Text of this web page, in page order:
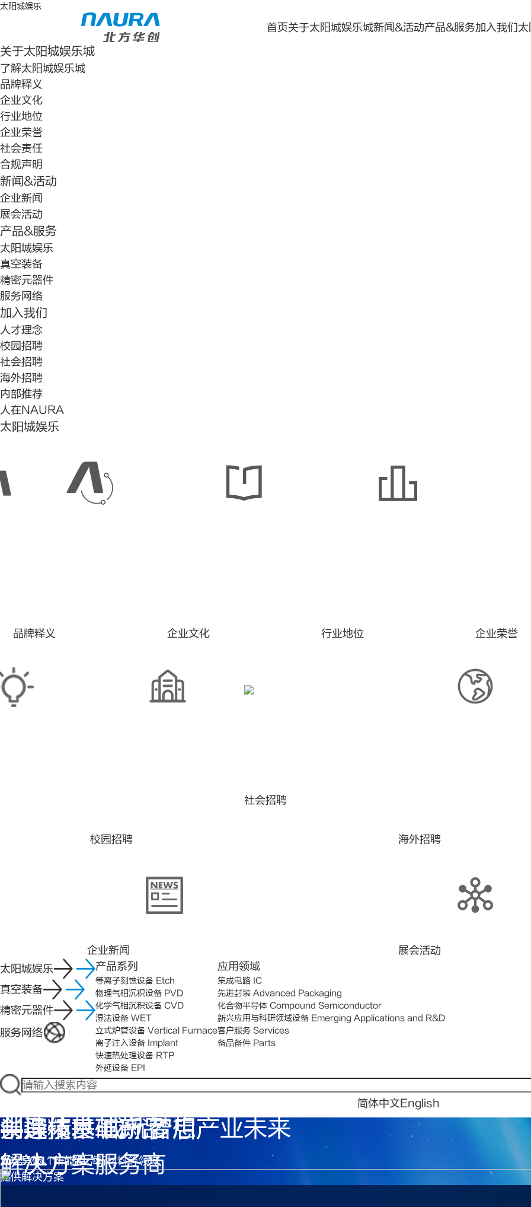
太阳城娱乐
首页关于太阳城娱乐城新闻&活动产品&服务加入我们太
关于太阳城娱乐城
了解太阳城娱乐城
品牌释义
企业文化
行业地位
企业荣誉
社会责任
合规声明
新闻&活动
企业新闻
展会活动
产品&服务
太阳城娱乐
真空装备
精密元器件
服务网络
加入我们
人才理念
校园招聘
社会招聘
海外招聘
内部推荐
人在NAURA
太阳城娱乐
品牌释义 企业文化 行业地位 企业荣誉
校园招聘
社会招聘
海外招聘
企业新闻
展会活动
太阳城娱乐
真空装备
精密元器件
服务网络
产品系列
等离子刻蚀设备 Etch
物理气相沉积设备 PVD
化学气相沉积设备 CVD
湿法设备 WET
立式炉管设备 Vertical Furnace
离子注入设备 Implant
快速热处理设备 RTP
外延设备 EPI
应用领域
集成电路 IC
先进封装 Advanced Packaging
化合物半导体 Compound Semiconductor
新兴应用与科研领域设备 Emerging Applications and R&D
客户服务 Services
备品备件 Parts
简体中文English
共探技术革新 智启产业未来
2025 06.11-13/上海
半导体基础产品
解决方案服务商
创造精良 成就梦想
为半导体、新能源、新材料等领域
提供解决方案
共探技术革新 智启产业未来
2025 06.11-13/上海